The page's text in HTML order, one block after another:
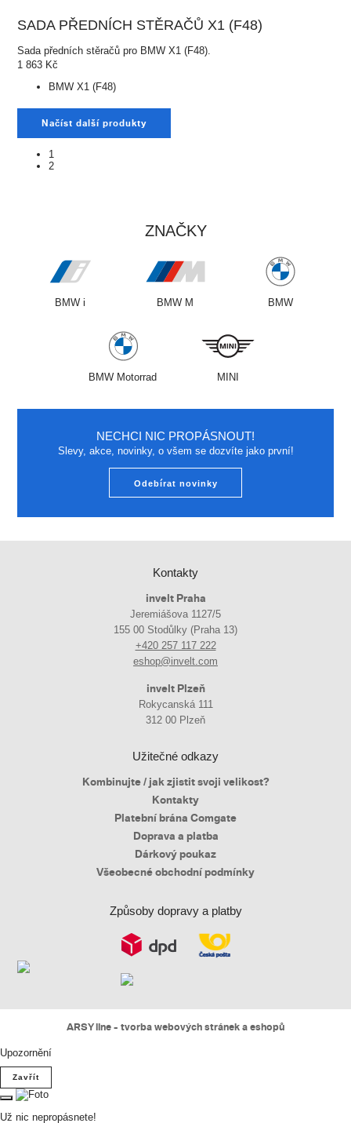
SADA PŘEDNÍCH STĚRAČŮ X1 (F48)
Sada předních stěračů pro BMW X1 (F48).
1 863 Kč
BMW X1 (F48)
Načíst další produkty
1
2
ZNAČKY
BMW i BMW M BMW
BMW Motorrad MINI
NECHCI NIC PROPÁSNOUT!
Slevy, akce, novinky, o všem se dozvíte jako první!
Odebírat novinky
Kontakty
invelt Praha
Jeremiášova 1127/5
155 00 Stodůlky (Praha 13)
+420 257 117 222
eshop@invelt.com
invelt Plzeň
Rokycanská 111
312 00 Plzeň
Užitečné odkazy
Kombinujte / jak zjistit svoji velikost?
Kontakty
Platební brána Comgate
Doprava a platba
Dárkový poukaz
Všeobecné obchodní podmínky
Způsoby dopravy a platby
ARSY line - tvorba webových stránek a eshopů
Upozornění
Zavřít
Už nic nepropásnete!